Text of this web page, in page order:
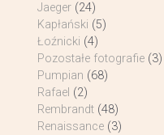
Jaeger (24)
Kapłański (5)
Łoźnicki (4)
Pozostałe fotografie (3)
Pumpian (68)
Rafael (2)
Rembrandt (48)
Renaissance (3)